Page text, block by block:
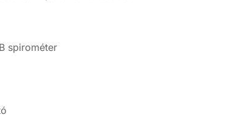
spirométer